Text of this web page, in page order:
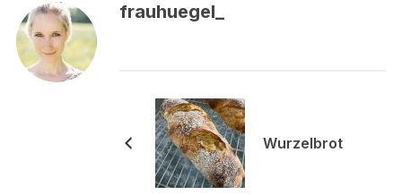
frauhuegel_
Wurzelbrot